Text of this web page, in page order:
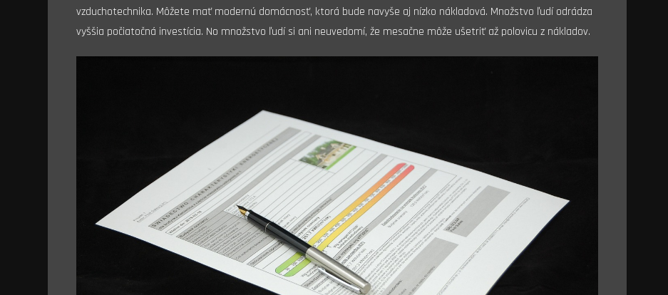
vzduchotechnika. Môžete mať modernú domácnosť, ktorá bude navyše aj nízko nákladová. Množstvo ľudí odrádza
vyššia počiatočná investícia. No množstvo ľudí si ani neuvedomí, že mesačne môže ušetriť až polovicu z nákladov.